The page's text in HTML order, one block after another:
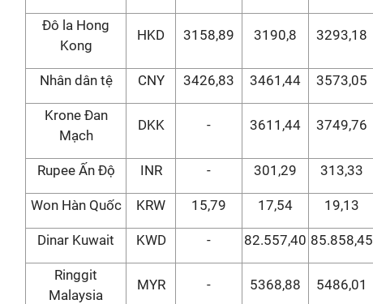
Đô la Hong
Kong
HKD 3158,89 3190,8 3293,18
Nhân dân tệ CNY 3426,83 3461,44 3573,05
Krone Đan
Mạch
DKK - 3611,44 3749,76
Rupee Ấn Độ INR - 301,29 313,33
Won Hàn Quốc KRW 15,79 17,54 19,13
Dinar Kuwait KWD - 82.557,40 85.858,45
Ringgit
Malaysia
MYR - 5368,88 5486,01